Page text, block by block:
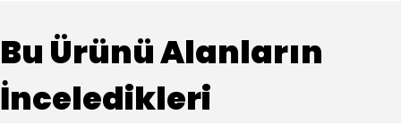
Bu Ürünü Alanların
İnceledikleri